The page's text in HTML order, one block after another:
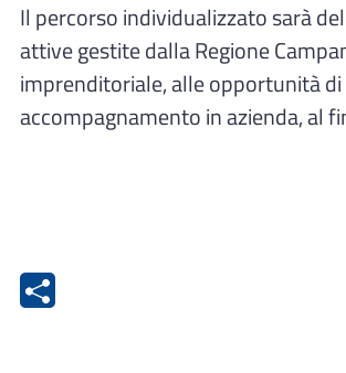
Il percorso individualizzato sarà
attive gestite dalla Regione
imprenditoriale, alle opportunità
accompagnamento in azienda, al